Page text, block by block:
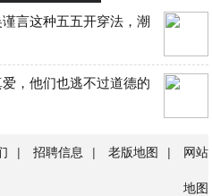
言这种五五开穿法，潮
，他们也逃不过道德的
| 招聘信息 | 老版地图 | 网站
地图